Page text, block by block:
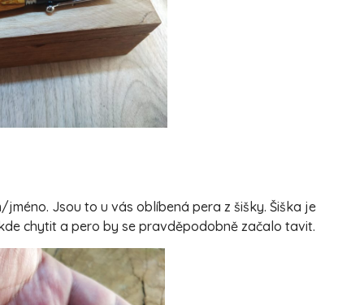
Jsou to u vás oblíbená pera z šišky. Šiška je
chytit a pero by se pravděpodobně začalo tavit.